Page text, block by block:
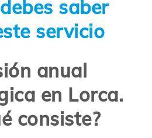
saber
servicio
anual
en Lorca.
consiste?